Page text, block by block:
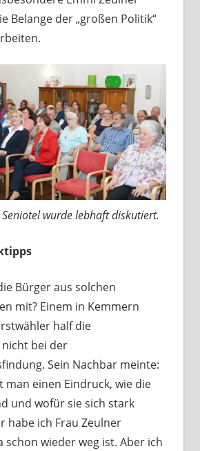
Belange der „großen Politik“
wurde lebhaft diskutiert.
Bürger aus solchen
mit? Einem in Kemmern
half die
bei der
Sein Nachbar meinte:
man einen Eindruck, wie die
und wofür sie sich stark
habe ich Frau Zeulner
schon wieder weg ist. Aber ich